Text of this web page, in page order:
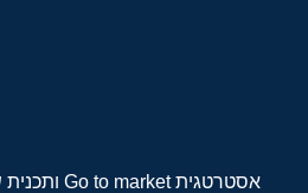
אסטרטגית Go to market ותכנית שיווק בינלאומית